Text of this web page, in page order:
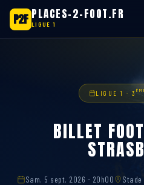
P2F PLACES-2-FOOT.FR
LIGUE 1
LIGUE 1 · 3
BILLET
Sam. 5 sept. 2026 - 20h00 Stade